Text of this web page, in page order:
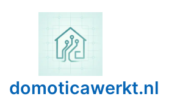
domoticawerkt.nl